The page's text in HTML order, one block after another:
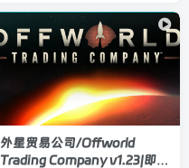
外星贸易公司/Offworld
Trading Company v1.23|即时